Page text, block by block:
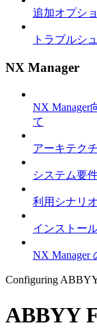
追加オプシ
トラブルシ
NX Manager
NX Manager
て
アーキテク
システム要
利用シナリオ
インストー
NX Manager
Configuring
ABBYY